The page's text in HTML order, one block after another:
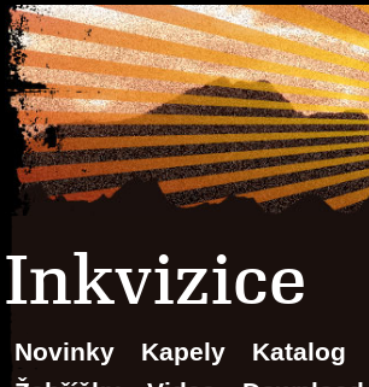
Inkvizice
Novinky Kapely Katalog